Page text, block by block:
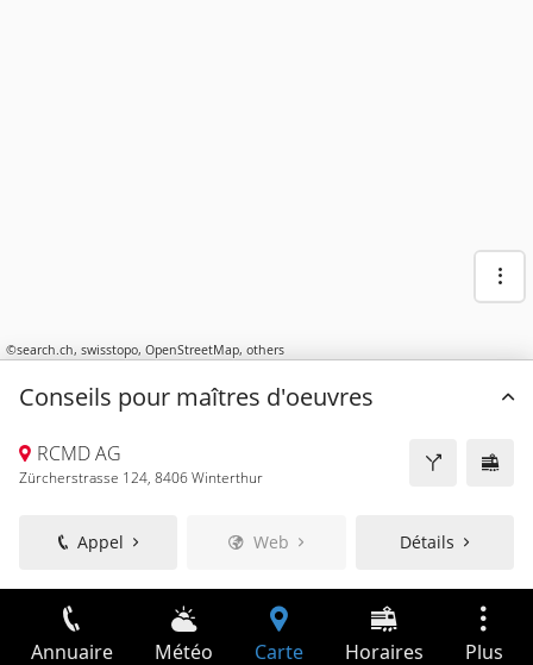
©search.ch, swisstopo, OpenStreetMap, others
Conseils pour maîtres d'oeuvres
RCMD AG
Zürcherstrasse 124, 8406 Winterthur
Appel Web Détails
Annuaire Météo Carte Horaires Plus